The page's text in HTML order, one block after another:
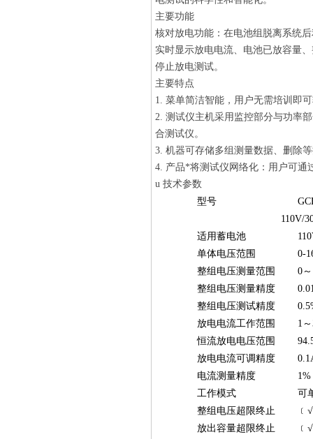
主要功能
核对放电功能： 在电池组脱离系统
实时显示放电电流、电池已放容量
停止放电测试。
主要特点
1. 菜单简洁智能，用户无需培训即
2. 测试仪主机采用监控部分与功率
合测试仪。
3. 机器可存储多组测量数据、删除
4. 产品*将测试仪网络化：用户可通
u 技术参数
型号
110V/
适用蓄电池
单体电压范围
0-
整组电压测量范围
0
整组电压测量精度
整组电压测试精度
放电电流工作范围
1
恒流放电电压范围
放电电流可调精度
电流测量精度
1%
工作模式
可
整组电压超限终止
放出容量超限终止